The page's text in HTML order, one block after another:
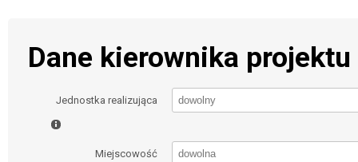
Dane kierownika
Jednostka realizująca
Miejscowość